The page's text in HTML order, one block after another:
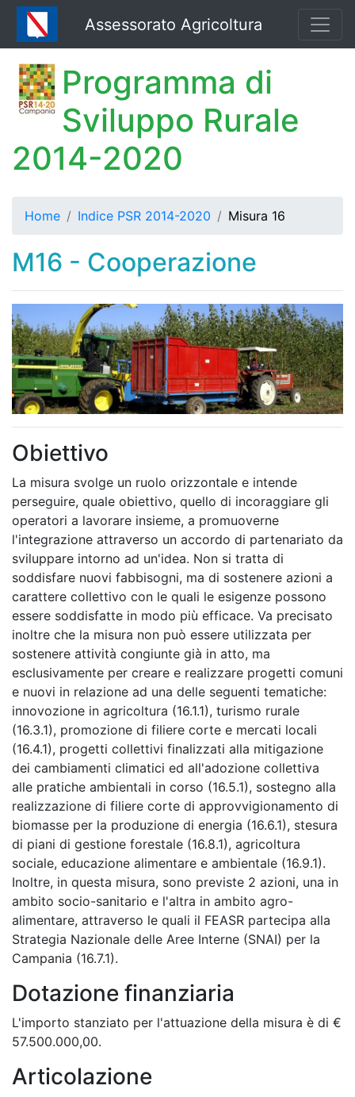
Assessorato Agricoltura
Programma di
Sviluppo Rurale
2014-2020
Home Indice PSR 2014-2020 Misura 16
M16 - Cooperazione
Obiettivo
La misura svolge un ruolo orizzontale e intende
perseguire, quale obiettivo, quello di incoraggiare gli
operatori a lavorare insieme, a promuoverne
l'integrazione attraverso un accordo di partenariato da
sviluppare intorno ad un'idea. Non si tratta di
soddisfare nuovi fabbisogni, ma di sostenere azioni a
carattere collettivo con le quali le esigenze possono
essere soddisfatte in modo più efficace. Va precisato
inoltre che la misura non può essere utilizzata per
sostenere attività congiunte già in atto, ma
esclusivamente per creare e realizzare progetti comuni
e nuovi in relazione ad una delle seguenti tematiche:
innovozione in agricoltura (16.1.1), turismo rurale
(16.3.1), promozione di filiere corte e mercati locali
(16.4.1), progetti collettivi finalizzati alla mitigazione
dei cambiamenti climatici ed all'adozione collettiva
alle pratiche ambientali in corso (16.5.1), sostegno alla
realizzazione di filiere corte di approvvigionamento di
biomasse per la produzione di energia (16.6.1), stesura
di piani di gestione forestale (16.8.1), agricoltura
sociale, educazione alimentare e ambientale (16.9.1).
Inoltre, in questa misura, sono previste 2 azioni, una in
ambito socio-sanitario e l'altra in ambito agro-
alimentare, attraverso le quali il FEASR partecipa alla
Strategia Nazionale delle Aree Interne (SNAI) per la
Campania (16.7.1).
Dotazione finanziaria
L'importo stanziato per l'attuazione della misura è di €
57.500.000,00.
Articolazione